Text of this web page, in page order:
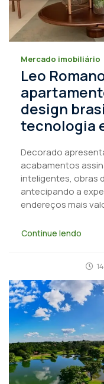
Mercado imobiliário
Leo
design
tecnologia
Decorado
acabamentos
inteligentes, obras
antecipando a
endereços mais
Continue lendo